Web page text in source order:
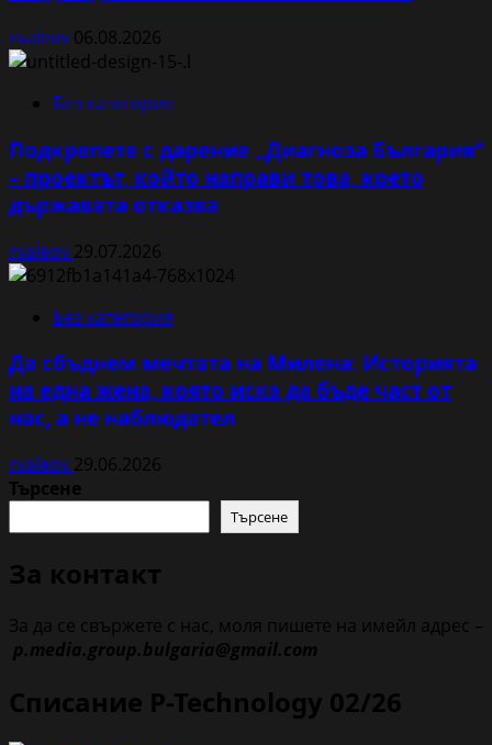
rvaleov 06.08.2026
Без категория
Подкрепете с дарение „Диагноза България“
– проектът, който направи това, което
държавата отказва
rvaleov 29.07.2026
Без категория
Да сбъднем мечтата на Милена: Историята
на една жена, която иска да бъде част от
нас, а не наблюдател
rvaleov 29.06.2026
Търсене
Търсене
За контакт
За да се свържете с нас, моля пишете на имейл адрес –
p.media.group.bulgaria@gmail.com
Списание P-Technology 02/26